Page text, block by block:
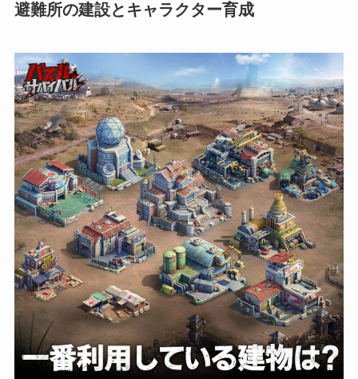
避難所の建設とキャラクター育成